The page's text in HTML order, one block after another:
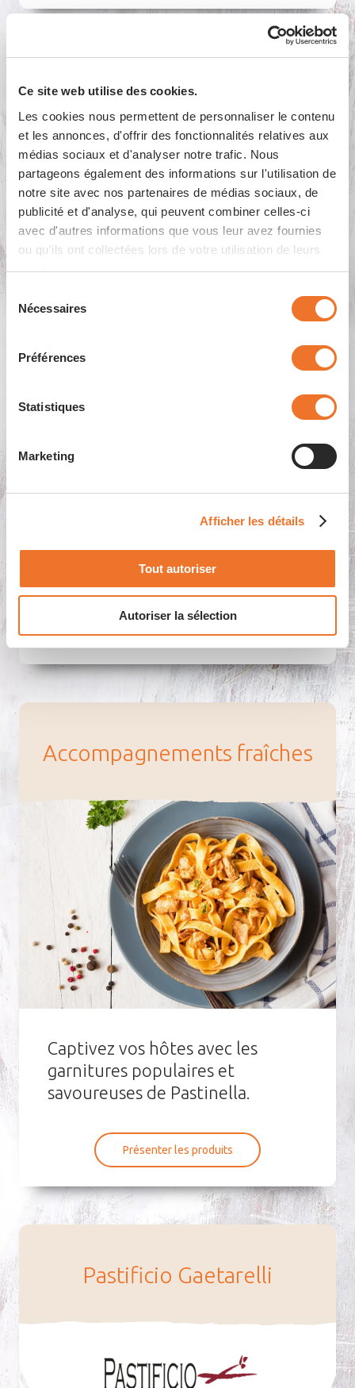
Ce site web utilise des cookies.
Les cookies nous permettent de personnaliser le contenu
et les annonces, d'offrir des fonctionnalités relatives aux
médias sociaux et d'analyser notre trafic. Nous
partageons également des informations sur l'utilisation de
notre site avec nos partenaires de médias sociaux, de
publicité et d'analyse, qui peuvent combiner celles-ci
avec d'autres informations que vous leur avez fournies
ou qu'ils ont collectées lors de votre utilisation de leurs
services.
Nécessaires
Préférences
Statistiques
Marketing
Afficher les détails
Tout autoriser
Autoriser la sélection
Pâtes far­cies al dente
particulièrement goûteuses
indéniables: Le degré de fermeté
préserve les arômes et leur
permet de se développer
parfaitement.
Ac­com­pa­gne­ments fraîches
Captivez vos hôtes avec les
garnitures populaires et
savoureuses de Pastinella.
Présenter les produits
Pas­ti­fi­cio Gae­ta­relli